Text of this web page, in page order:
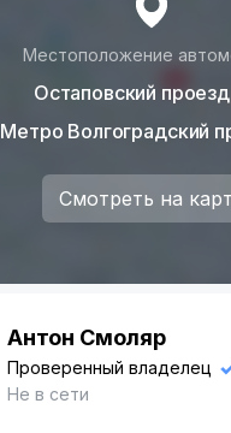
Местоположение
Остаповский
Метро Волгоградский
Смотреть на
Антон Смоляр
Проверенный владелец
Не в сети